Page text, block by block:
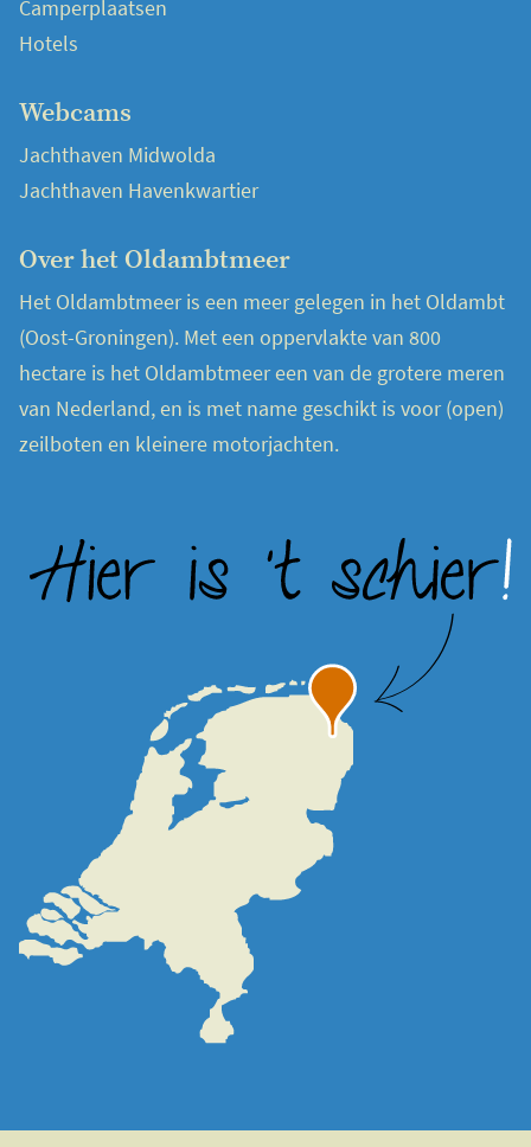
Camperplaatsen
Hotels
Webcams
Jachthaven Midwolda
Jachthaven Havenkwartier
Over het Oldambtmeer
Het Oldambtmeer is een meer gelegen in het Oldambt
(Oost-Groningen). Met een oppervlakte van 800
hectare is het Oldambtmeer een van de grotere meren
van Nederland, en is met name geschikt is voor (open)
zeilboten en kleinere motorjachten.